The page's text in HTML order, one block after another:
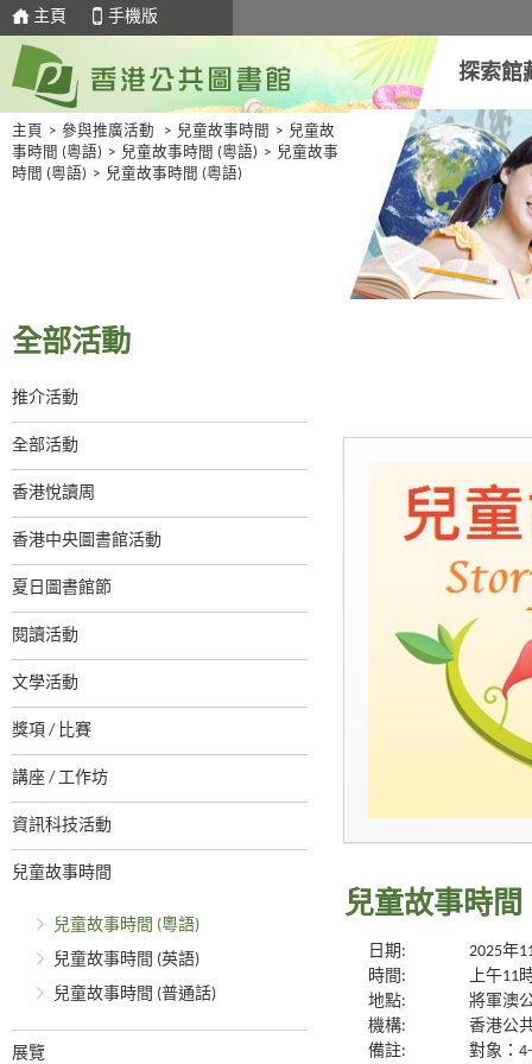
主頁 手機版
探索館
主頁 > 參與推廣活動 > 兒童故事時間 > 兒童故
事時間 (粵語) > 兒童故事時間 (粵語) > 兒童故事
時間 (粵語) > 兒童故事時間 (粵語)
全部活動
推介活動
全部活動
香港悅讀周
香港中央圖書館活動
夏日圖書館節
閱讀活動
文學活動
獎項 / 比賽
講座 / 工作坊
資訊科技活動
兒童故事時間
兒童故事時間 (粵語)
兒童故事時間 (英語)
兒童故事時間 (普通話)
展覽
兒童故事時間
日期:
2025年
時間:
上午11
地點:
將軍澳
機構:
香港公
備註:
對象：